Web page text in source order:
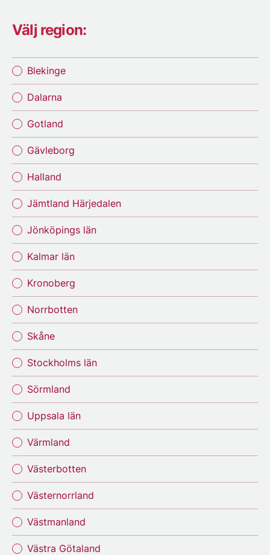
Välj region:
Blekinge
Dalarna
Gotland
Gävleborg
Halland
Jämtland Härjedalen
Jönköpings län
Kalmar län
Kronoberg
Norrbotten
Skåne
Stockholms län
Sörmland
Uppsala län
Värmland
Västerbotten
Västernorrland
Västmanland
Västra Götaland